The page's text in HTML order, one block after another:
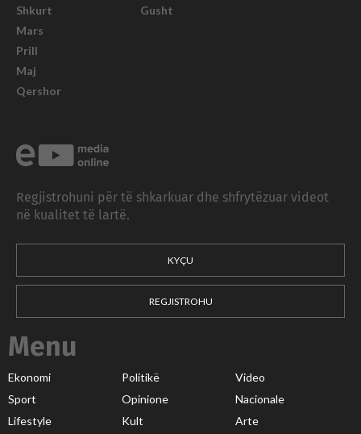
Shkurt
Mars
Prill
Maj
Qershor
Gusht
Regjistrohuni për të shkarkuar dhe shfrytëzuar videot
në kualitet të lartë.
KYÇU
REGJISTROHU
Menu
Ekonomi Politikë
Video
Sport
Opinione
Nacionale
Lifestyle
Kult
Arte